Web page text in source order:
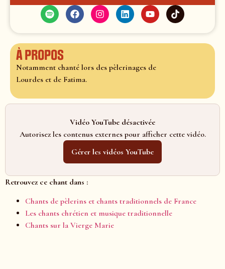
À propos
Notamment chanté lors des pèlerinages de
Lourdes et de Fatima.
Vidéo YouTube désactivée
Autorisez les contenus externes pour afficher cette vidéo.
Gérer les vidéos YouTube
Retrouvez ce chant dans :
Chants de pèlerins et chants traditionnels de France
Les chants chrétien et musique traditionnelle
Chants sur la Vierge Marie